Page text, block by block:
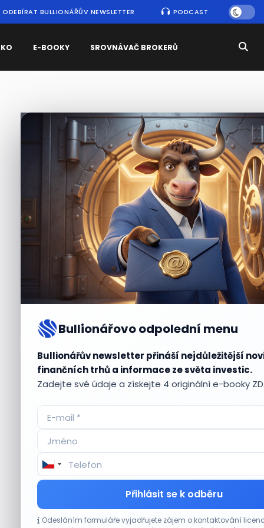
ODEBÍRAT BULLIONÁŘŮV NEWSLETTER PODCAST
E-BOOKY SROVNÁVAČ BROKERŮ
Bullionářovo odpolední menu
Bullionářův newsletter přináší nejdůležitější
finančních trhů a informace ze světa investic.
Zadejte své údaje a získejte 4 originální e-booky
Přihlásit se k odběru
Odesláním formuláře vyjadřujete zájem o kontaktování
Nejčtenějšízprávy
Aktuálnípříležitosti
Plány Starlinku srazily akcie T-Mobile, AT&T